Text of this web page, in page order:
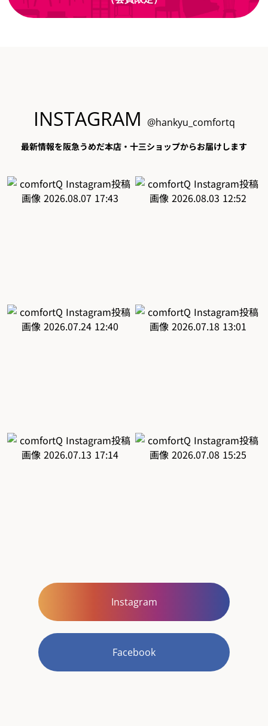
INSTAGRAM @hankyu_comfortq
最新情報を阪急うめだ本店・十三ショップからお届けします
Instagram
Facebook